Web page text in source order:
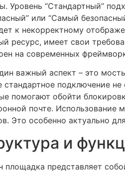
Уровень “Стандартный”
или “Самый
к некорректному
ресурс, имеет свои
на современных
важный аспект – это
стандартное подключение
помогают обойти
почте. Использование
Это особенно актуально
и
площадка представляет